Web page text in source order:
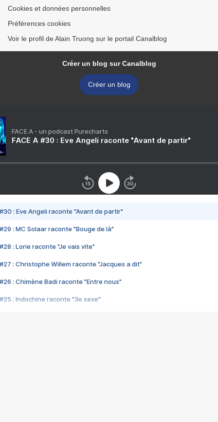
Cookies et données personnelles
Préférences cookies
Voir le profil de Alain Truong sur le portail Canalblog
Créer un blog sur Canalblog
Créer un blog
FACE A - un podcast Purecharts
FACE A #30 : Eve Angeli raconte "Avant de partir"
#30 : Eve Angeli raconte "Avant de partir"
#29 : MC Solaar raconte "Bouge de là"
#28 : Lorie raconte "Je vais vite"
#27 : Christophe Willem raconte "Jacques a dit"
#26 : Chimène Badi raconte "Entre nous"
#25 : Indochine raconte "3e sexe"